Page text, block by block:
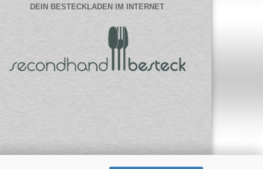
DEIN BESTECKLADEN IM INTERNET